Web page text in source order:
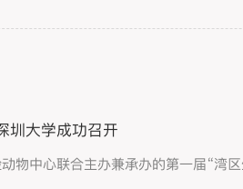
圳大学成功召开
物中心联合主办兼承办的第一届“湾